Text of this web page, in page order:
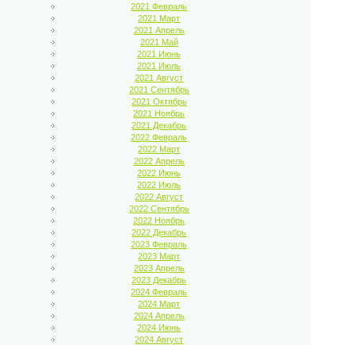
2021 Февраль
2021 Март
2021 Апрель
2021 Май
2021 Июнь
2021 Июль
2021 Август
2021 Сентябрь
2021 Октябрь
2021 Ноябрь
2021 Декабрь
2022 Февраль
2022 Март
2022 Апрель
2022 Июнь
2022 Июль
2022 Август
2022 Сентябрь
2022 Ноябрь
2022 Декабрь
2023 Февраль
2023 Март
2023 Апрель
2023 Декабрь
2024 Февраль
2024 Март
2024 Апрель
2024 Июнь
2024 Август